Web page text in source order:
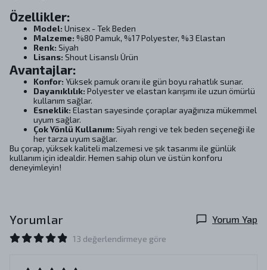
Özellikler:
Model: Unisex - Tek Beden
Malzeme: %80 Pamuk, %17 Polyester, %3 Elastan
Renk: Siyah
Lisans: Shout Lisanslı Ürün
Avantajlar:
Konfor: Yüksek pamuk oranı ile gün boyu rahatlık sunar.
Dayanıklılık: Polyester ve elastan karışımı ile uzun ömürlü
kullanım sağlar.
Esneklik: Elastan sayesinde çoraplar ayağınıza mükemmel
uyum sağlar.
Çok Yönlü Kullanım: Siyah rengi ve tek beden seçeneği ile
her tarza uyum sağlar.
Bu çorap, yüksek kaliteli malzemesi ve şık tasarımı ile günlük
kullanım için idealdir. Hemen sahip olun ve üstün konforu
deneyimleyin!
Yorumlar Yorum Yap
13 değerlendirmeye göre